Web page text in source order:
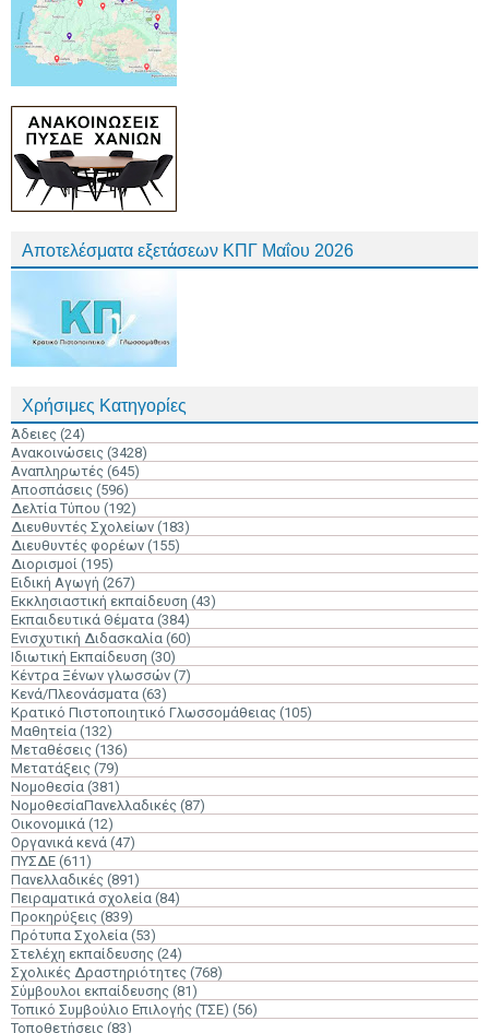
Αποτελέσματα εξετάσεων ΚΠΓ Μαΐου 2026
Χρήσιμες Κατηγορίες
Άδειες (24)
Ανακοινώσεις (3428)
Αναπληρωτές (645)
Αποσπάσεις (596)
Δελτία Τύπου (192)
Διευθυντές Σχολείων (183)
Διευθυντές φορέων (155)
Διορισμοί (195)
Ειδική Αγωγή (267)
Εκκλησιαστική εκπαίδευση (43)
Εκπαιδευτικά Θέματα (384)
Ενισχυτική Διδασκαλία (60)
Ιδιωτική Εκπαίδευση (30)
Κέντρα Ξένων γλωσσών (7)
Κενά/Πλεονάσματα (63)
Κρατικό Πιστοποιητικό Γλωσσομάθειας (105)
Μαθητεία (132)
Μεταθέσεις (136)
Μετατάξεις (79)
Νομοθεσία (381)
ΝομοθεσίαΠανελλαδικές (87)
Οικονομικά (12)
Οργανικά κενά (47)
ΠΥΣΔΕ (611)
Πανελλαδικές (891)
Πειραματικά σχολεία (84)
Προκηρύξεις (839)
Πρότυπα Σχολεία (53)
Στελέχη εκπαίδευσης (24)
Σχολικές Δραστηριότητες (768)
Σύμβουλοι εκπαίδευσης (81)
Τοπικό Συμβούλιο Επιλογής (ΤΣΕ) (56)
Τοποθετήσεις (83)